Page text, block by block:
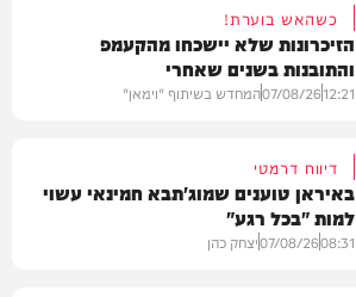
כשהאש בוערת!
הזיכרונות שלא יישכחו מהקעמפ
והתובנות בשנים שאחרי
12:21
07/08/26המחדש בשיתוף "וימאן"
דיווח דרמטי
באיראן טוענים שמוג'תבא חמינאי עשוי
למות "בכל רגע"
08:31
07/08/26יצחק כהן